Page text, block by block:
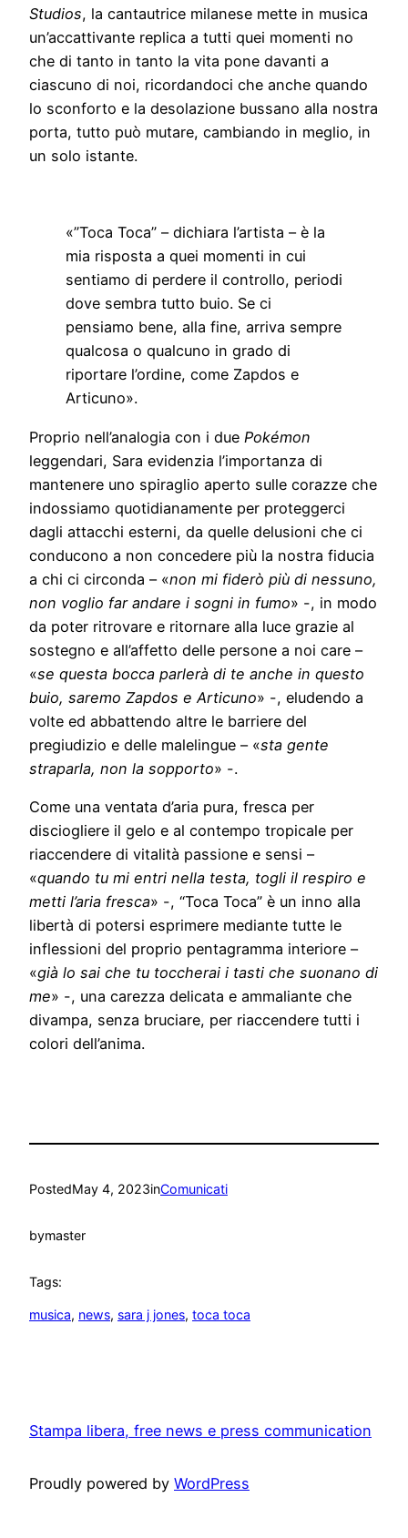
Studios, la cantautrice milanese mette in musica
un’accattivante replica a tutti quei momenti no
che di tanto in tanto la vita pone davanti a
ciascuno di noi, ricordandoci che anche quando
lo sconforto e la desolazione bussano alla nostra
porta, tutto può mutare, cambiando in meglio, in
un solo istante.
«”Toca Toca” – dichiara l’artista – è la
mia risposta a quei momenti in cui
sentiamo di perdere il controllo, periodi
dove sembra tutto buio. Se ci
pensiamo bene, alla fine, arriva sempre
qualcosa o qualcuno in grado di
riportare l’ordine, come Zapdos e
Articuno».
Proprio nell’analogia con i due Pokémon
leggendari, Sara evidenzia l’importanza di
mantenere uno spiraglio aperto sulle corazze che
indossiamo quotidianamente per proteggerci
dagli attacchi esterni, da quelle delusioni che ci
conducono a non concedere più la nostra fiducia
a chi ci circonda – «non mi fiderò più di nessuno,
non voglio far andare i sogni in fumo» -, in modo
da poter ritrovare e ritornare alla luce grazie al
sostegno e all’affetto delle persone a noi care –
«se questa bocca parlerà di te anche in questo
buio, saremo Zapdos e Articuno» -, eludendo a
volte ed abbattendo altre le barriere del
pregiudizio e delle malelingue – «sta gente
straparla, non la sopporto» -.
Come una ventata d’aria pura, fresca per
disciogliere il gelo e al contempo tropicale per
riaccendere di vitalità passione e sensi –
«quando tu mi entri nella testa, togli il respiro e
metti l’aria fresca» -, “Toca Toca” è un inno alla
libertà di potersi esprimere mediante tutte le
inflessioni del proprio pentagramma interiore –
«già lo sai che tu toccherai i tasti che suonano di
me» -, una carezza delicata e ammaliante che
divampa, senza bruciare, per riaccendere tutti i
colori dell’anima.
PostedMay 4, 2023inComunicati
bymaster
Tags:
musica, news, sara j jones, toca toca
Stampa libera, free news e press communication
Proudly powered by WordPress